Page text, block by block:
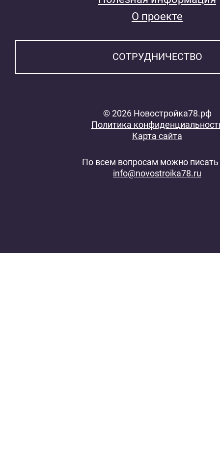
О проекте
СОТРУДНИЧЕСТВО
© 2026 Новостройка78.рф
Политика
Карта сайта
По всем вопросам можно писать
info@novostroika78.ru